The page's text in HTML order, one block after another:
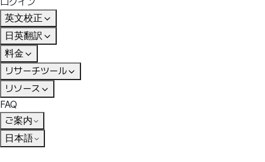
英文校正
日英翻訳
料金
リサーチツール
リソース
FAQ
ご案内
日本語